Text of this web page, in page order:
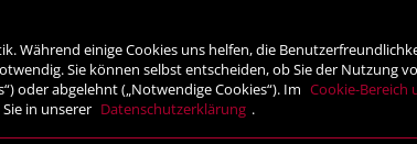
Impressum
Widerrufsrecht
VERTRAG WIDERRUFEN
Datenschutz- und
Während einige Cookies uns helfen, die
Sie können selbst entscheiden, ob Sie der Nutzung
oder abgelehnt („Notwendige Cookies“). Im Cookie-Bereich
in unserer Datenschutzerklärung .